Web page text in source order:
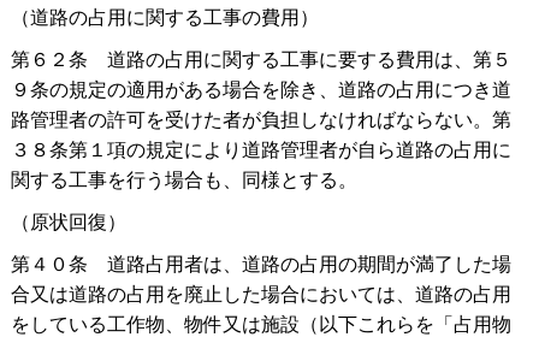
（道路の占用に関する工事の費用）
第６２条 道路の占用に関する工事に要する費用は、第５
９条の規定の適用がある場合を除き、道路の占用につき道
路管理者の許可を受けた者が負担しなければならない。第
３８条第１項の規定により道路管理者が自ら道路の占用に
関する工事を行う場合も、同様とする。
（原状回復）
第４０条 道路占用者は、道路の占用の期間が満了した場
合又は道路の占用を廃止した場合においては、道路の占用
をしている工作物、物件又は施設（以下これらを「占用物